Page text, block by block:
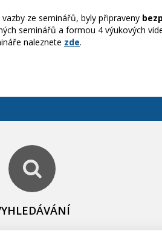
ze seminářů, byly připraveny
seminářů a formou 4 výukových
naleznete zde.